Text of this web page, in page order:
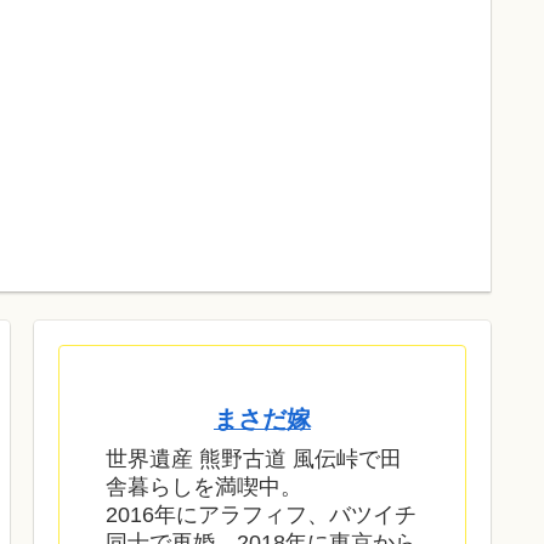
まさだ嫁
世界遺産 熊野古道 風伝峠で田
舎暮らしを満喫中。
2016年にアラフィフ、バツイチ